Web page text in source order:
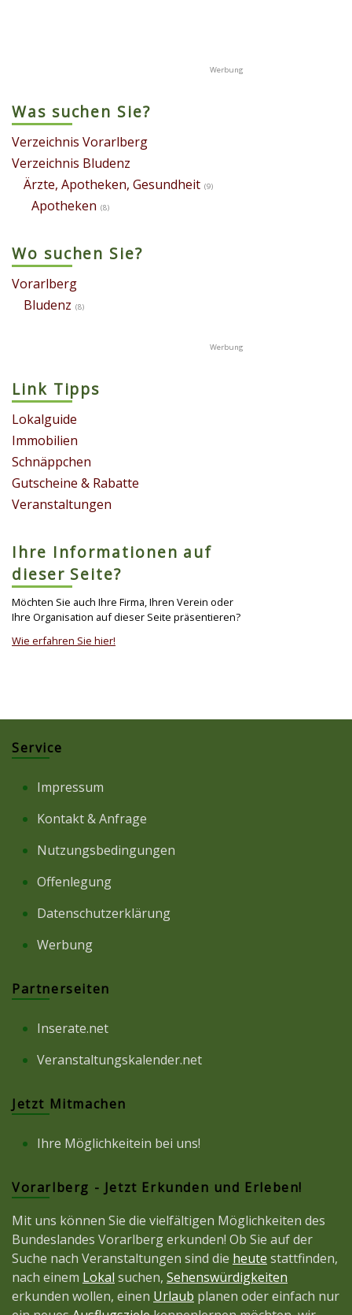
Was suchen Sie?
Verzeichnis Vorarlberg
Verzeichnis Bludenz
Ärzte, Apotheken, Gesundheit (9)
Apotheken (8)
Wo suchen Sie?
Vorarlberg
Bludenz (8)
Link Tipps
Lokalguide
Immobilien
Schnäppchen
Gutscheine & Rabatte
Veranstaltungen
Ihre Informationen auf
dieser Seite?
Möchten Sie auch Ihre Firma, Ihren Verein oder
Ihre Organisation auf dieser Seite präsentieren?
Wie erfahren Sie hier!
Service
Impressum
Kontakt & Anfrage
Nutzungsbedingungen
Offenlegung
Datenschutzerklärung
Werbung
Partnerseiten
Inserate.net
Veranstaltungskalender.net
Jetzt Mitmachen
Ihre Möglichkeitein bei uns!
Vorarlberg - Jetzt Erkunden und Erleben!
Mit uns können Sie die vielfältigen Möglichkeiten des
Bundeslandes Vorarlberg erkunden! Ob Sie auf der
Suche nach Veranstaltungen sind die heute stattfinden,
nach einem Lokal suchen, Sehenswürdigkeiten
erkunden wollen, einen Urlaub planen oder einfach nur